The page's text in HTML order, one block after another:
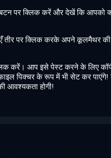
पर क्लिक करें और देखें कि आपको
तीर पर क्लिक करके अपने कूलमैथर की
करें। आप इसे पेस्ट करने के लिए
पिक्चर के रूप में भी सेट कर
आवश्यकता होगी!